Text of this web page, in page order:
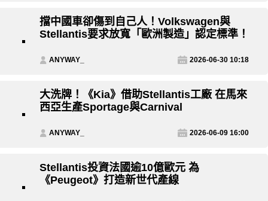
擋中國車卻傷到自己人！Volkswagen與
Stellantis要求放寬「歐洲製造」認定標準！
ANYWAY_ 2026-06-30 10:18
大洗牌！《Kia》借助Stellantis工廠 在馬來
西亞生產Sportage與Carnival
ANYWAY_ 2026-06-09 16:00
Stellantis投資法國逾10億歐元 為
《Peugeot》打造新世代產線